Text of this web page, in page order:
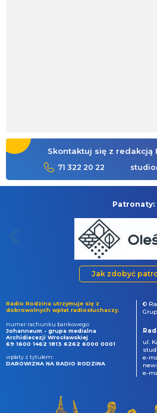
Skontaktuj się z redakcją
71 322 20 22
Patronaty:
Jak zdobyć
Radio Rodzina utrzymuje się z
dobrowolnych wpłat radiosłuchaczy.
numer rachunku bankowego:
Johanneum - grupa medialna
Archidiecezji Wrocławskiej
69 1600 1462 1813 6262 6000 0001
wpłaty z tytułem:
DAROWIZNA NA RADIO RODZINA
©
ul.
e-
e-